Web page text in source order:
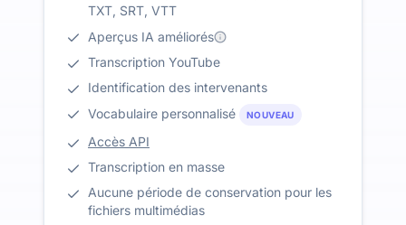
TXT, SRT, VTT
Aperçus IA améliorés
Transcription YouTube
Identification des intervenants
Vocabulaire personnalisé
NOUVEAU
Accès API
Transcription en masse
Aucune période de conservation pour les
fichiers multimédias